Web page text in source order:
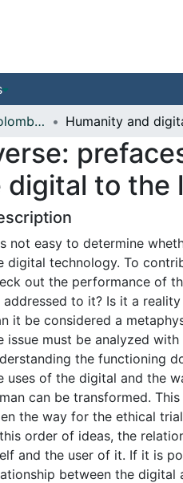
Análisis. Revista Colombiana de Humanidades
to the
not easy to determine
digital technology. To
out the performance of
addressed to it? Is it a
it be considered a
issue must be analyzed
the functioning
uses of the digital and the
can be transformed.
the way for the ethical
order of ideas, the
and the user of it. If it is
between the digital